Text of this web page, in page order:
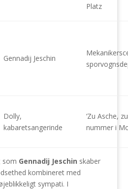
Platz
Gennadij Jeschin
Dolly,
kabaretsangerinde
‘Zu Asche,
nummer i
som Gennadij Jeschin skaber
kombineret med
sympati. I